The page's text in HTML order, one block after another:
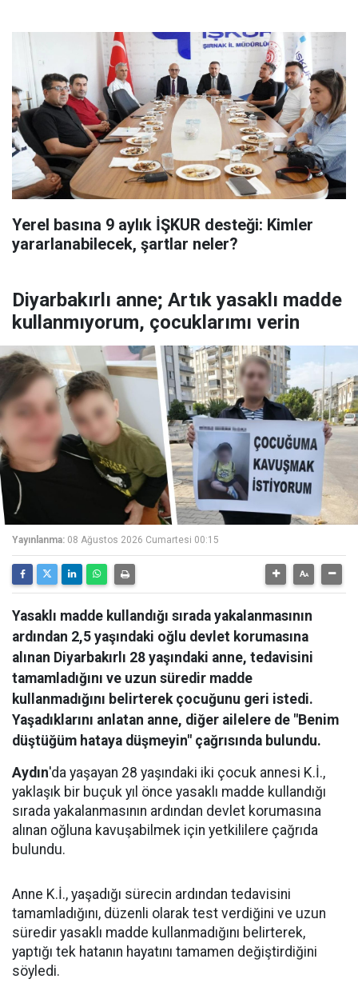
Yerel basına 9 aylık İŞKUR desteği: Kimler
yararlanabilecek, şartlar neler?
Diyarbakırlı anne; Artık yasaklı madde
kullanmıyorum, çocuklarımı verin
Yayınlanma: 08 Ağustos 2026 Cumartesi 00:15
Yasaklı madde kullandığı sırada yakalanmasının
ardından 2,5 yaşındaki oğlu devlet korumasına
alınan Diyarbakırlı 28 yaşındaki anne, tedavisini
tamamladığını ve uzun süredir madde
kullanmadığını belirterek çocuğunu geri istedi.
Yaşadıklarını anlatan anne, diğer ailelere de "Benim
düştüğüm hataya düşmeyin" çağrısında bulundu.
Aydın'da yaşayan 28 yaşındaki iki çocuk annesi K.İ.,
yaklaşık bir buçuk yıl önce yasaklı madde kullandığı
sırada yakalanmasının ardından devlet korumasına
alınan oğluna kavuşabilmek için yetkililere çağrıda
bulundu.
Anne K.İ., yaşadığı sürecin ardından tedavisini
tamamladığını, düzenli olarak test verdiğini ve uzun
süredir yasaklı madde kullanmadığını belirterek,
yaptığı tek hatanın hayatını tamamen değiştirdiğini
söyledi.